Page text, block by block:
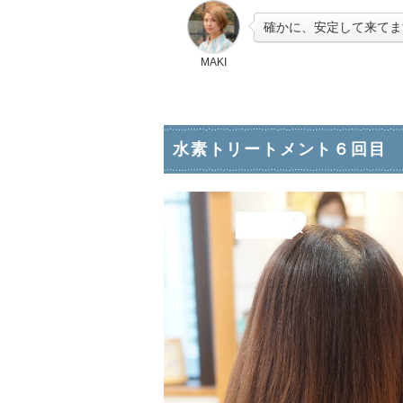
MAKI
確かに、安定して来て
水素トリートメント６回